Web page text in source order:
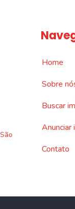
Home
Sobre
Buscar
Anunciar
Contato